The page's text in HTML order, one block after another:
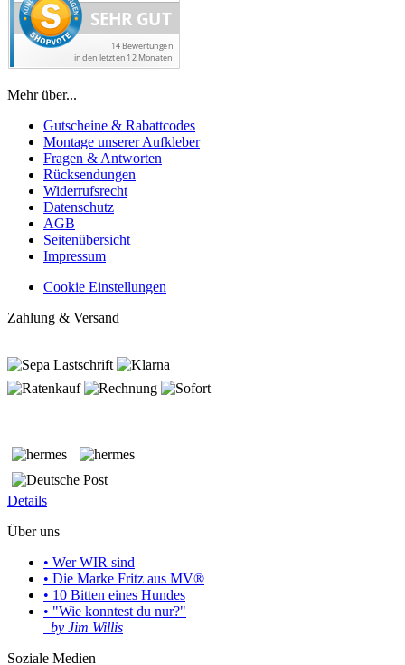
Mehr über...
Gutscheine & Rabattcodes
Montage unserer Aufkleber
Fragen & Antworten
Rücksendungen
Widerrufsrecht
Datenschutz
AGB
Seitenübersicht
Impressum
Cookie Einstellungen
Zahlung & Versand
Details
Über uns
• Wer WIR sind
• Die Marke Fritz aus MV®
• 10 Bitten eines Hundes
• "Wie konntest du nur?"
by Jim Willis
Soziale Medien